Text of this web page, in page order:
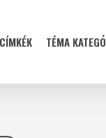
CÍMKÉK TÉMA